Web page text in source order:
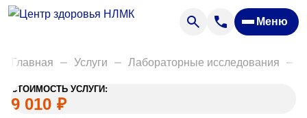
Меню
Анализы
Акции
Пациентам
Вакансии
Главная Услуги Лабораторные исследования
СТОИМОСТЬ УСЛУГИ:
9 010 ₽